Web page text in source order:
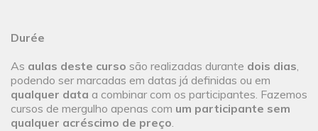
Durée
As aulas deste curso são realizadas durante dois dias,
podendo ser marcadas em datas já definidas ou em
qualquer data a combinar com os participantes. Fazemos
cursos de mergulho apenas com um participante sem
qualquer acréscimo de preço.